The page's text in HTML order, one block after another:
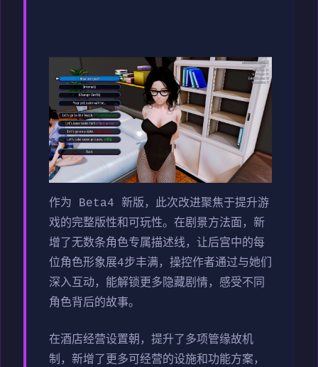
作为 Beta4 新版，此次改进聚焦于提升游
戏的完整版性和可玩性。在剧景方法面，新
增了无数条角色专属描述线，让后宫中的每
位角色形象展4步丰满，操控作者通过与她们
深入互动，能解锁更多隐藏剧情，感受不同
角色背后的故事。
在酒店经营设置朝，提升了多项管缘故机
制，新增了更多可经营的设施和功能方案，